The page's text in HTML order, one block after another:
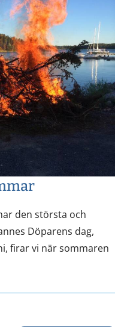
den största och
Döparens dag,
firar vi när sommaren